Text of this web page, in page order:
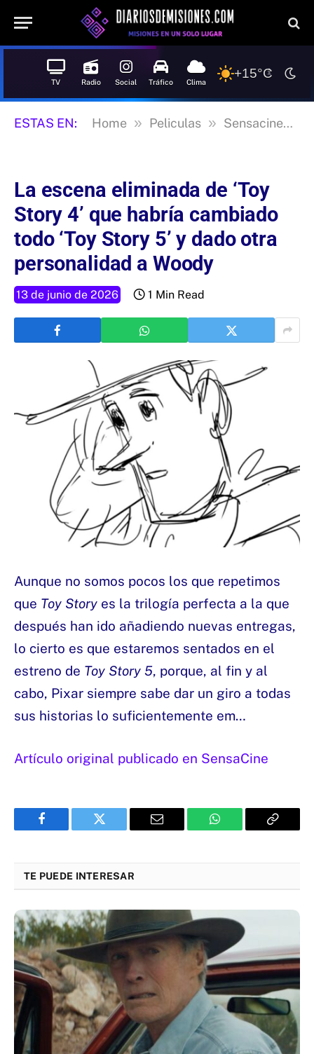
TV Radio Social Tráfico Clima
+15°C
ESTAS EN: Home » Peliculas » Sensacine »
La escena eliminada de ‘Toy
Story 4’ que habría cambiado
todo ‘Toy Story 5’ y dado otra
personalidad a Woody
13 de junio de 2026 1 Min Read
Aunque no somos pocos los que repetimos
que Toy Story es la trilogía perfecta a la que
después han ido añadiendo nuevas entregas,
lo cierto es que estaremos sentados en el
estreno de Toy Story 5, porque, al fin y al
cabo, Pixar siempre sabe dar un giro a todas
sus historias lo suficientemente em…
Artículo original publicado en SensaCine
Facebook Twitter Email WhatsApp Copy
TE PUEDE INTERESAR